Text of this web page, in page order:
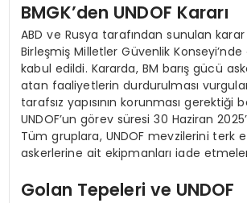
BMGK’den UNDOF Kararı
ABD ve Rusya tarafından sunulan karar
Birleşmiş Milletler Güvenlik
kabul edildi. Kararda, BM barış gücü
atan faaliyetlerin durdurulması
tarafsız yapısının korunması gerektiği
UNDOF’un görev süresi 30 Haziran
Tüm gruplara, UNDOF mevzilerini terk
askerlerine ait ekipmanları iade etmeleri
Golan Tepeleri ve UNDOF